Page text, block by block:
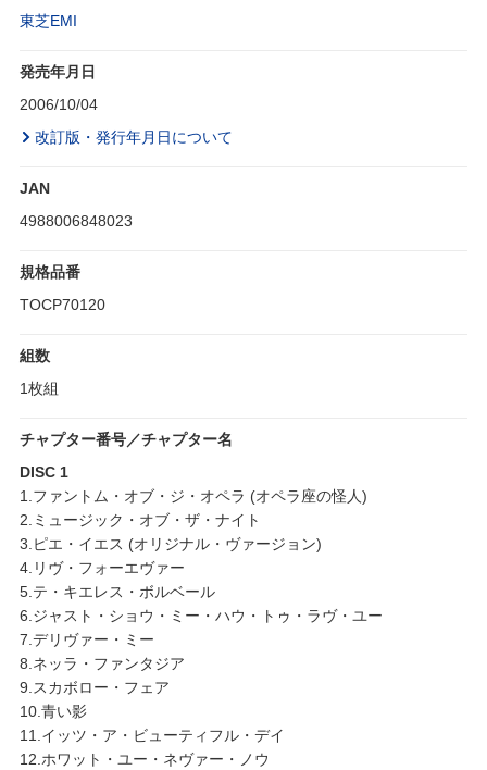
東芝EMI
発売年月日
2006/10/04
改訂版・発行年月日について
JAN
4988006848023
規格品番
TOCP70120
組数
1枚組
チャプター番号／チャプター名
DISC 1
1.ファントム・オブ・ジ・オペラ (オペラ座の怪人)
2.ミュージック・オブ・ザ・ナイト
3.ピエ・イエス (オリジナル・ヴァージョン)
4.リヴ・フォーエヴァー
5.テ・キエレス・ボルベール
6.ジャスト・ショウ・ミー・ハウ・トゥ・ラヴ・ユー
7.デリヴァー・ミー
8.ネッラ・ファンタジア
9.スカボロー・フェア
10.青い影
11.イッツ・ア・ビューティフル・デイ
12.ホワット・ユー・ネヴァー・ノウ